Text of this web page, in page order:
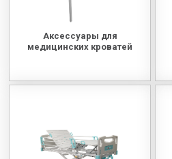
МЕТАЛЛИЧЕСКИЕ
Аксессуары для
медицинских кроватей